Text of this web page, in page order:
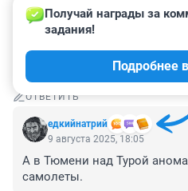
Гость
28 августа 2025, 21:55
Надолго ли? Все трое стоят
клюнет к нам побегут.
ОТВЕТИТЬ
едкийнатрий
Получай награды за
задания!
Подробнее
9 августа 2025, 18:05
А в Тюмени над Турой
самолеты.